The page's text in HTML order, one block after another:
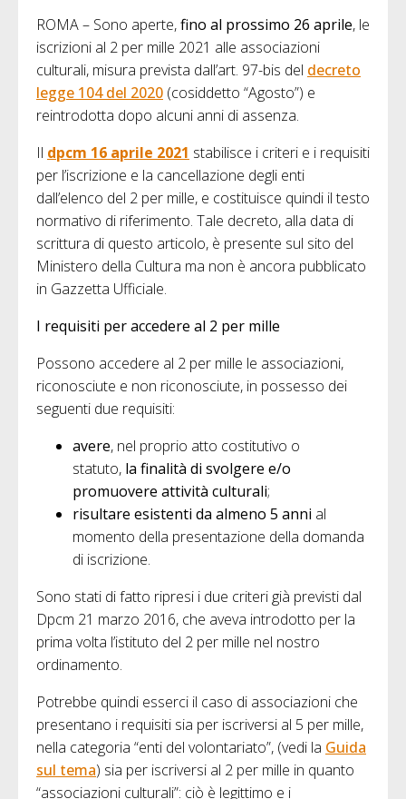
ROMA – Sono aperte,fino al prossimo 26 aprile, le
iscrizioni al 2 per mille 2021 alle associazioni
culturali, misura prevista dall’art. 97-bis del decreto
legge 104 del 2020 (cosiddetto “Agosto”) e
reintrodotta dopo alcuni anni di assenza.
Il dpcm 16 aprile 2021 stabilisce i criteri e i requisiti
per l’iscrizione e la cancellazione degli enti
dall’elenco del 2 per mille, e costituisce quindi il testo
normativo di riferimento. Tale decreto, alla data di
scrittura di questo articolo, è presente sul sito del
Ministero della Cultura ma non è ancora pubblicato
in Gazzetta Ufficiale.
I requisiti per accedere al 2 per mille
Possono accedere al 2 per mille le associazioni,
riconosciute e non riconosciute, in possesso dei
seguenti due requisiti:
avere, nel proprio atto costitutivo o
statuto, la finalità di svolgere e/o
promuovere attività culturali;
risultare esistenti da almeno 5 anni al
momento della presentazione della domanda
di iscrizione.
Sono stati di fatto ripresi i due criteri già previsti dal
Dpcm 21 marzo 2016, che aveva introdotto per la
prima volta l’istituto del 2 per mille nel nostro
ordinamento.
Potrebbe quindi esserci il caso di associazioni che
presentano i requisiti sia per iscriversi al 5 per mille,
nella categoria “enti del volontariato”, (vedi la Guida
sul tema) sia per iscriversi al 2 per mille in quanto
“associazioni culturali”: ciò è legittimo e i